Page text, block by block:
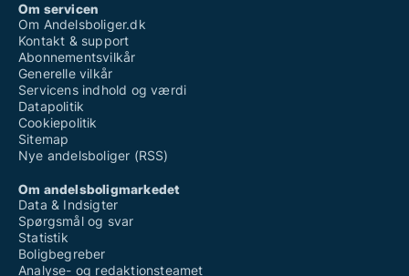
Om servicen
Om Andelsboliger.dk
Kontakt & support
Abonnementsvilkår
Generelle vilkår
Servicens indhold og værdi
Datapolitik
Cookiepolitik
Sitemap
Nye andelsboliger (RSS)
Om andelsboligmarkedet
Data & Indsigter
Spørgsmål og svar
Statistik
Boligbegreber
Analyse- og redaktionsteamet